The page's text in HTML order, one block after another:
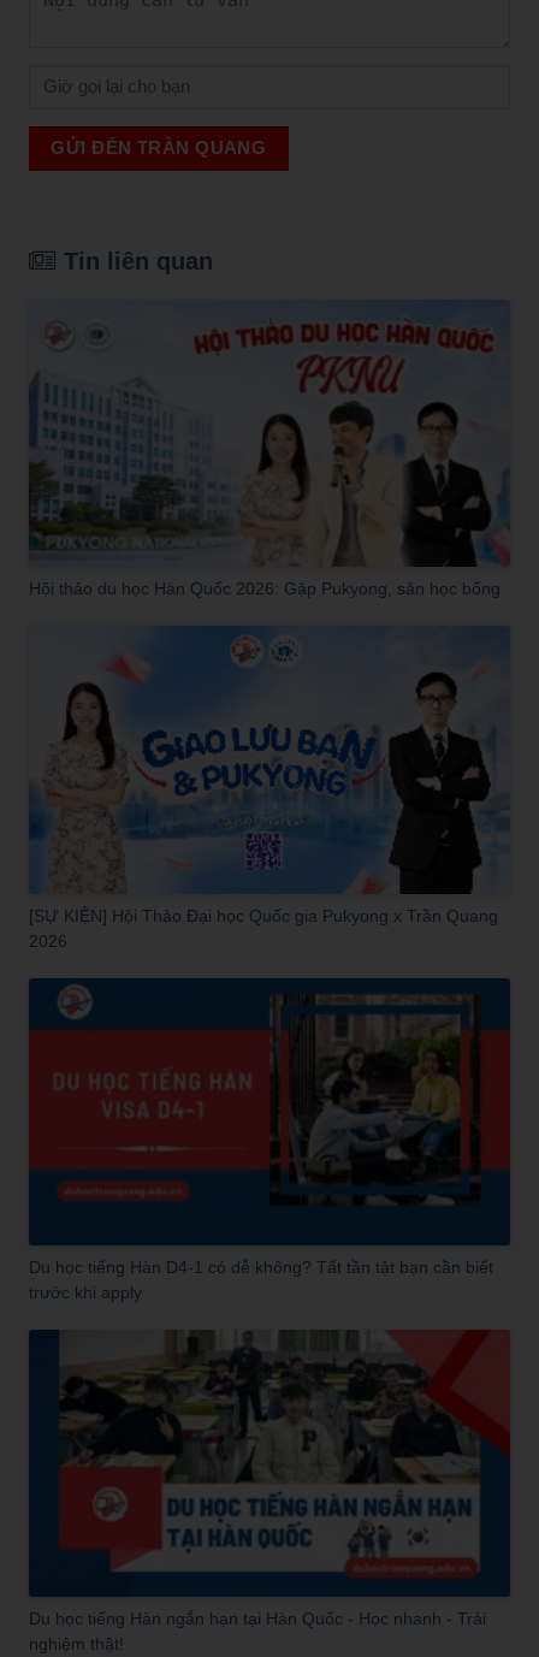
GỬI ĐẾN TRẦN QUANG
Tin liên quan
Hội thảo du học Hàn Quốc 2026: Gặp Pukyong, săn học bổng
[SỰ KIỆN] Hội Thảo Đại học Quốc gia Pukyong x Trần Quang
2026
Du học tiếng Hàn D4-1 có dễ không? Tất tần tật bạn cần biết
trước khi apply
Du học tiếng Hàn ngắn hạn tại Hàn Quốc - Học nhanh - Trải
nghiệm thật!